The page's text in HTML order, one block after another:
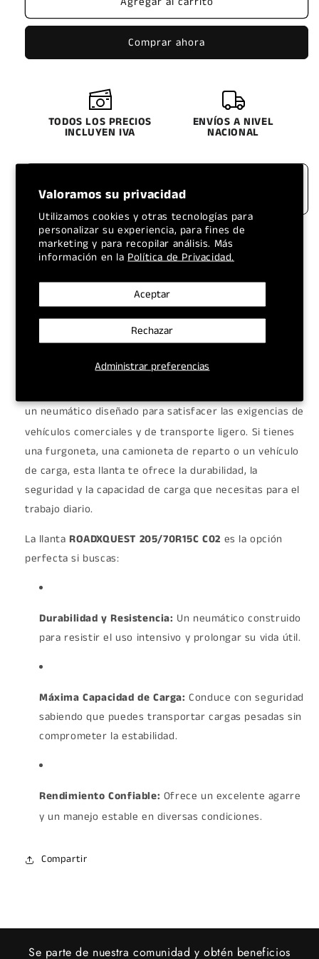
Valoramos su privacidad
Utilizamos cookies y otras tecnologías para
personalizar su experiencia, para fines de
marketing y para recopilar análisis. Más
información en la Política de Privacidad.
Administrar preferencias
Aceptar
Rechazar
ROADXQUEST
C02
ROADXQUEST
8PR
C02
Comprar ahora
TODOS LOS PRECIOS
INCLUYEN IVA
ENVÍOS A NIVEL
NACIONAL
Retiro disponible enTIRE CENTER LOJA
Normalmente está listo en 1 hora
Ver información de la tienda
ROADXQUEST 205/70R15C 8PR C02:
Resistencia y Confiabilidad para tu
Vehículo Comercial
un neumático diseñado para satisfacer las exigencias de
vehículos comerciales y de transporte ligero. Si tienes
una furgoneta, una camioneta de reparto o un vehículo
de carga, esta llanta te ofrece la durabilidad, la
seguridad y la capacidad de carga que necesitas para el
trabajo diario.
La llanta ROADXQUEST 205/70R15C C02 es la opción
perfecta si buscas:
Durabilidad y Resistencia: Un neumático construido
para resistir el uso intensivo y prolongar su vida útil.
Máxima Capacidad de Carga: Conduce con seguridad
sabiendo que puedes transportar cargas pesadas sin
comprometer la estabilidad.
Rendimiento Confiable: Ofrece un excelente agarre
y un manejo estable en diversas condiciones.
Compartir
Se parte de nuestra comunidad y obtén beneficios